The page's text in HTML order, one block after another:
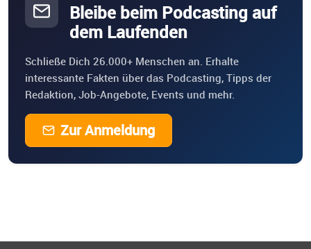
Bleibe beim Podcasting auf
dem Laufenden
Schließe Dich 26.000+ Menschen an. Erhalte
interessante Fakten über das Podcasting, Tipps der
Redaktion, Job-Angebote, Events und mehr.
Zur Anmeldung